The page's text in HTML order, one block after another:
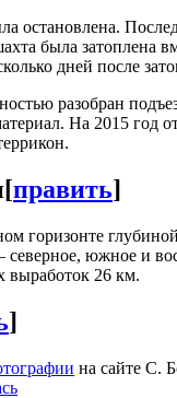
остановлена.
была
дней после
разобран
На 2015 год
[править]
горизонте
южное и
выработок 26 км.
]
на сайте С.